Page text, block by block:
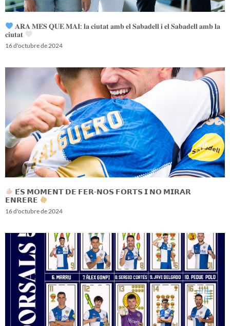
𝐀𝐑𝐀 𝐌𝐄́𝐒 𝐐𝐔𝐄 𝐌𝐀𝐈: 𝐥𝐚 𝐜𝐢𝐮𝐭𝐚𝐭 𝐚𝐦𝐛 𝐞𝐥 𝐒𝐚𝐛𝐚𝐝𝐞𝐥𝐥 𝐢 𝐞𝐥 𝐒𝐚𝐛𝐚𝐝𝐞𝐥𝐥 𝐚𝐦𝐛 𝐥𝐚
𝐜𝐢𝐮𝐭𝐚𝐭
16 d'octubre de 2024
𝗘́𝗦 𝗠𝗢𝗠𝗘𝗡𝗧 𝗗𝗘 𝗙𝗘𝗥-𝗡𝗢𝗦 𝗙𝗢𝗥𝗧𝗦 𝗜 𝗡𝗢 𝗠𝗜𝗥𝗔𝗥
𝗘𝗡𝗥𝗘𝗥𝗘
16 d'octubre de 2024